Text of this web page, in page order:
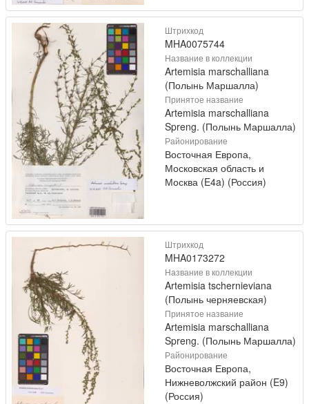
Штрихкод
MHA0075744
Название в коллекции
Artemisia marschalliana
(Полынь Маршалла)
Принятое название
Artemisia marschalliana
Spreng. (Полынь Маршалла)
Районирование
Восточная Европа,
Московская область и
Москва (E4a) (Россия)
Штрихкод
MHA0173272
Название в коллекции
Artemisia tschernieviana
(Полынь черняевская)
Принятое название
Artemisia marschalliana
Spreng. (Полынь Маршалла)
Районирование
Восточная Европа,
Нижневолжский район (E9)
(Россия)